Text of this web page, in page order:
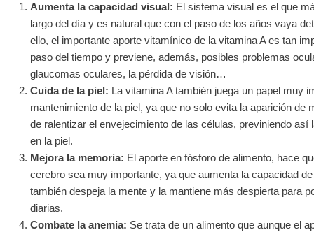
Aumenta la capacidad visual: El sistema visual es el que
largo del día y es natural que con el paso de los años vaya
ello, el importante aporte vitamínico de la vitamina A es tan
paso del tiempo y previene, además, posibles problemas
glaucomas oculares, la pérdida de visión…
Cuida de la piel: La vitamina A también juega un papel muy
mantenimiento de la piel, ya que no solo evita la aparición
de ralentizar el envejecimiento de las células, previniendo
en la piel.
Mejora la memoria: El aporte en fósforo de alimento, hace
cerebro sea muy importante, ya que aumenta la capacidad
también despeja la mente y la mantiene más despierta para
diarias.
Combate la anemia: Se trata de un alimento que aunque el